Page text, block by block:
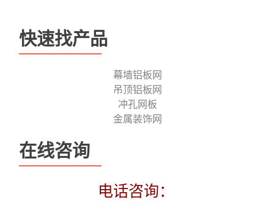
快速找产品
幕墙铝板网
吊顶铝板网
冲孔网板
金属装饰网
在线咨询
电话咨询：